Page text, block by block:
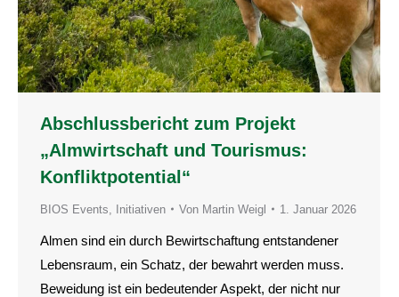
Abschlussbericht zum Projekt
„Almwirtschaft und Tourismus:
Konfliktpotential“
BIOS Events Initiativen Von Martin Weigl 1. Januar 2026
Almen sind ein durch Bewirtschaftung entstandener
Lebensraum, ein Schatz, der bewahrt werden muss.
Beweidung ist ein bedeutender Aspekt, der nicht nur